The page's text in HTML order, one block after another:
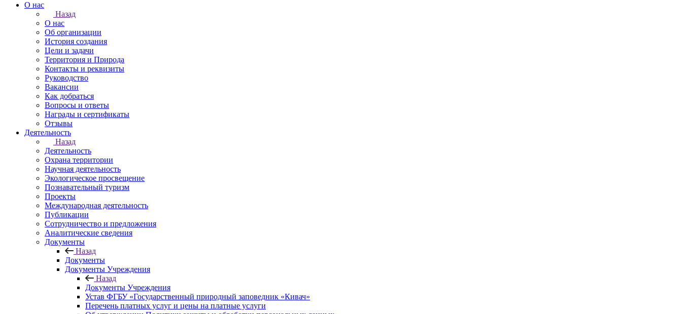
О нас
Назад
О нас
Об организации
История создания
Цели и задачи
Территория и Природа
Контакты и реквизиты
Руководство
Вакансии
Как добраться
Вопросы и ответы
Награды и сертификаты
Отзывы
Деятельность
Назад
Деятельность
Охрана территории
Научная деятельность
Экологическое просвещение
Познавательный туризм
Проекты
Международная деятельность
Публикации
Сотрудничество и предложения
Аналитические сведения
Документы
Назад
Документы
Документы Учреждения
Назад
Документы Учреждения
Устав ФГБУ «Государственный природный заповедник «Кивач»
Перечень платных услуг и цены на платные услуги